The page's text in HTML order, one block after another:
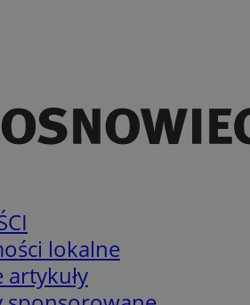
lokalne
artykuły